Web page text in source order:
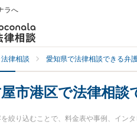
ラへ
律相談 愛知県で法律相談できる弁
市港区で法律相談
絞り込むことで、料金表や事例、イン